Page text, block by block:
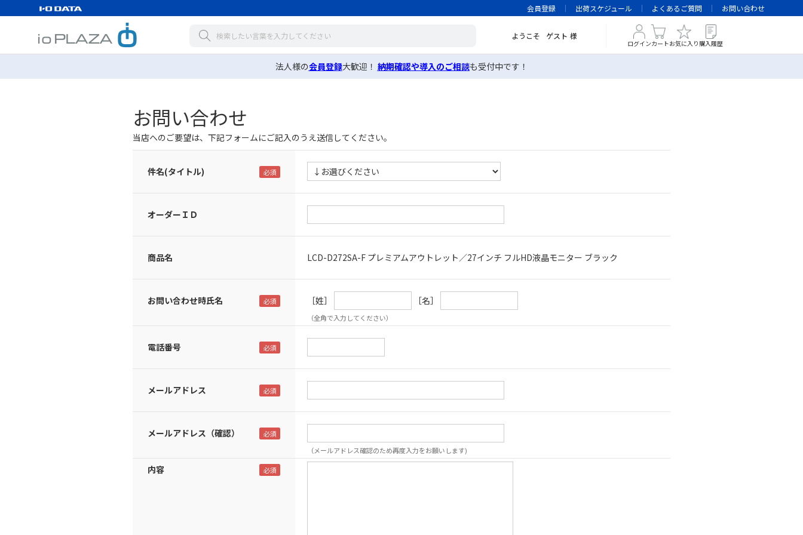
会員登録 出荷スケジュール よくあるご質問 お問い合わせ
ようこそ ゲスト 様
ログインカートお気に入り 購入履歴
法人様の会員登録大歓迎！ 納期確認や導入のご相談も受付中です！
お問い合わせ
当店へのご要望は、下記フォームにご記入のうえ送信してください。
件名(タイトル)
オーダーＩＤ
商品名 LCD-D272SA-F プレミアムアウトレット／27インチ フルHD液晶モニター ブラック
お問い合わせ時氏名 ［姓］ ［名］
（全角で入力してください）
電話番号
メールアドレス
メールアドレス（確認）
（メールアドレス確認のため再度入力をお願いします)
内容